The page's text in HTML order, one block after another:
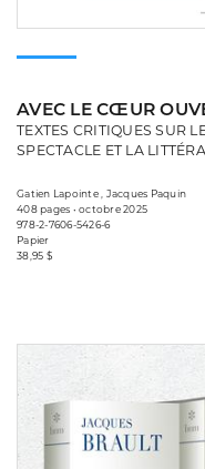
AVEC LE CŒUR
TEXTES CRITIQUES SUR
SPECTACLE ET LA
Gatien Lapointe , Jacques Paquin
408 pages • octobre 2025
978-2-7606-5426-6
Papier
38,95 $